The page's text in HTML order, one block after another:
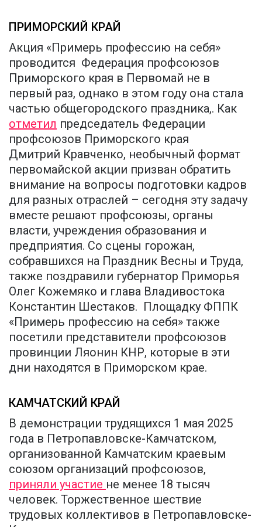
ПРИМОРСКИЙ КРАЙ
Акция «Примерь профессию на себя»
проводится Федерация профсоюзов
Приморского края в Первомай не в
первый раз, однако в этом году она стала
частью общегородского праздника,. Как
отметил председатель Федерации
профсоюзов Приморского края
Дмитрий Кравченко, необычный формат
первомайской акции призван обратить
внимание на вопросы подготовки кадров
для разных отраслей – сегодня эту задачу
вместе решают профсоюзы, органы
власти, учреждения образования и
предприятия. Со сцены горожан,
собравшихся на Праздник Весны и Труда,
также поздравили губернатор Приморья
Олег Кожемяко и глава Владивостока
Константин Шестаков. Площадку ФППК
«Примерь профессию на себя» также
посетили представители профсоюзов
провинции Ляонин КНР, которые в эти
дни находятся в Приморском крае.
КАМЧАТСКИЙ КРАЙ
В демонстрации трудящихся 1 мая 2025
года в Петропавловске-Камчатском,
организованной Камчатским краевым
союзом организаций профсоюзов,
приняли участие не менее 18 тысяч
человек. Торжественное шествие
трудовых коллективов в Петропавловске-